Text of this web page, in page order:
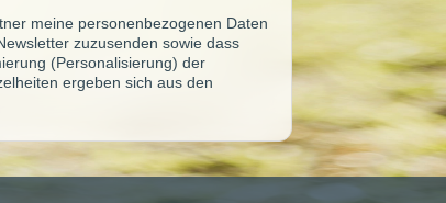
meine personenbezogenen Daten
zuzusenden sowie dass
(Personalisierung) der
ergeben sich aus den